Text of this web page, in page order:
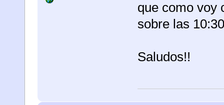
que como voy
sobre las
Saludos!!